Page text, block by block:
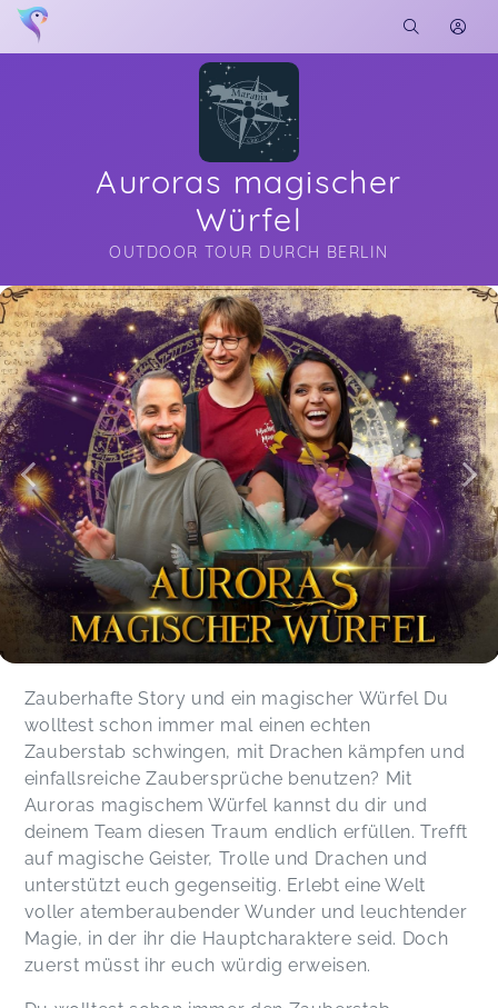
Auroras magischer
Würfel
OUTDOOR TOUR DURCH BERLIN
Soon you will learn more about me here...
Zauberhafte Story und ein magischer Würfel Du
wolltest schon immer mal einen echten
Zauberstab schwingen, mit Drachen kämpfen und
einfallsreiche Zaubersprüche benutzen? Mit
Auroras magischem Würfel kannst du dir und
deinem Team diesen Traum endlich erfüllen. Trefft
auf magische Geister, Trolle und Drachen und
unterstützt euch gegenseitig. Erlebt eine Welt
voller atemberaubender Wunder und leuchtender
Magie, in der ihr die Hauptcharaktere seid. Doch
zuerst müsst ihr euch würdig erweisen.